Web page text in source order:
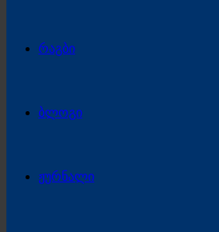
რაგბი
ბლოგი
ჟურნალი